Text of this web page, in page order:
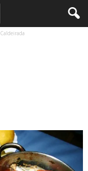
Caldeirada